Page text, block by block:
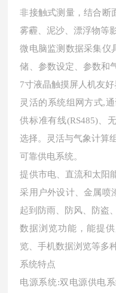
非接触式测量，结合断
雾霾、泥沙、漂浮物等
微电脑监测数据采集仪
储、参数设定、参数和
7寸液晶触摸屏人机友好
灵活的系统组网方式,
供标准有线(RS485)、
选择。灵活与气象计算
可靠供电系统。
提供市电、直流和太阳
采用户外设计、金属喷
起到防雨、防风、防盗
数据浏览功能，能提
览、手机数据浏览等多
系统特点
电源系统:双电源供电